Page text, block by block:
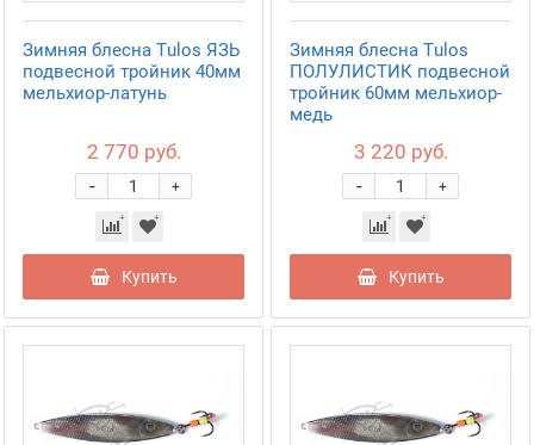
Зимняя блесна Tulos ЯЗЬ
подвесной тройник 40мм
мельхиор-латунь
2 770 руб.
+
-
Купить
Зимняя блесна Tulos
ПОЛУЛИСТИК подвесной
тройник 60мм мельхиор-
медь
3 220 руб.
+
-
Купить